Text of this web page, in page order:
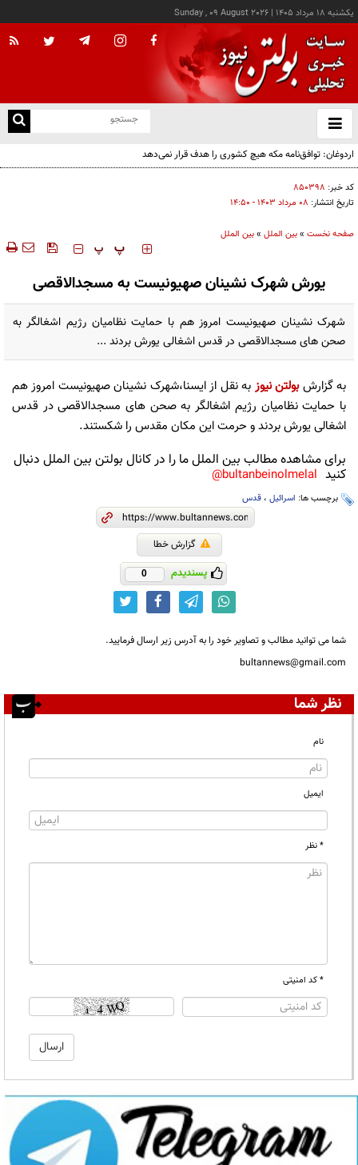
يکشنبه ۱۸ مرداد ۱۴۰۵ |
Sunday , 09 August 2026
باز
و
اردوغان: توافق‌نامه مکه هیچ کشوری را هدف قرار نمی‌دهد
کد خبر: ۸۵۰۳۹۸
تاریخ انتشار: ۰۸ مرداد ۱۴۰۳ - ۱۴:۵۰
صفحه نخست »بین الملل »بین الملل
‍‍‍ پ پ
یورش شهرک نشینان صهیونیست به مسجدالاقصی
شهرک نشینان صهیونیست امروز هم با حمایت نظامیان رژیم اشغالگر به
صحن های مسجدالاقصی در قدس اشغالی یورش بردند ...
به گزارشبولتن نیوز به نقل از ایسنا،شهرک نشینان صهیونیست امروز هم
با حمایت نظامیان رژیم اشغالگر به صحن های مسجدالاقصی در قدس
اشغالی یورش بردند و حرمت این مکان مقدس را شکستند.
برای مشاهده مطالب بین الملل ما را در کانال بولتن بین الملل دنبال
کنید bultanbeinolmelal@
برچسب ها: اسرائیل ، قدس
گزارش خطا
پسندیدم 0
شما می توانید مطالب و تصاویر خود را به آدرس زیر ارسال فرمایید.
bultannews@gmail.com
نظر شما
نام
ایمیل
* نظر
* کد امنیتی